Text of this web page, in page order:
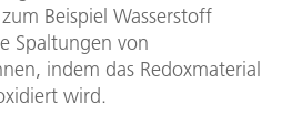
Beispiel Wasserstoff
Spaltungen von
indem das Redoxmaterial
wird.